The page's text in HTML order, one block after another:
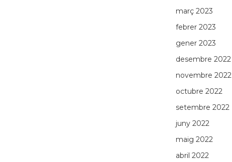
març 2023
febrer 2023
gener 2023
desembre 2022
novembre 2022
octubre 2022
setembre 2022
juny 2022
maig 2022
abril 2022